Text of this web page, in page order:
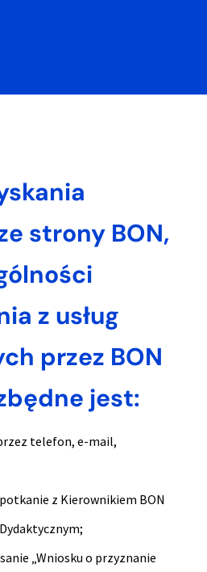
strony BON,
z usług
przez BON
jest:
telefon, e-mail,
z Kierownikiem BON
„Wniosku o przyznanie